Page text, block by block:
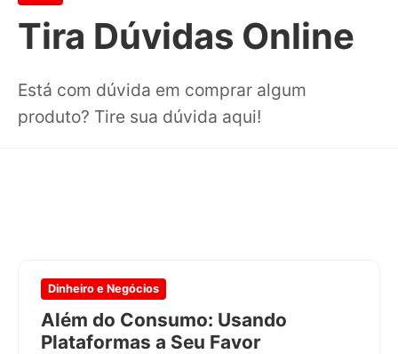
principal
Tira Dúvidas Online
Está com dúvida em comprar algum
produto? Tire sua dúvida aqui!
Dinheiro e Negócios
Além do Consumo: Usando
Plataformas a Seu Favor